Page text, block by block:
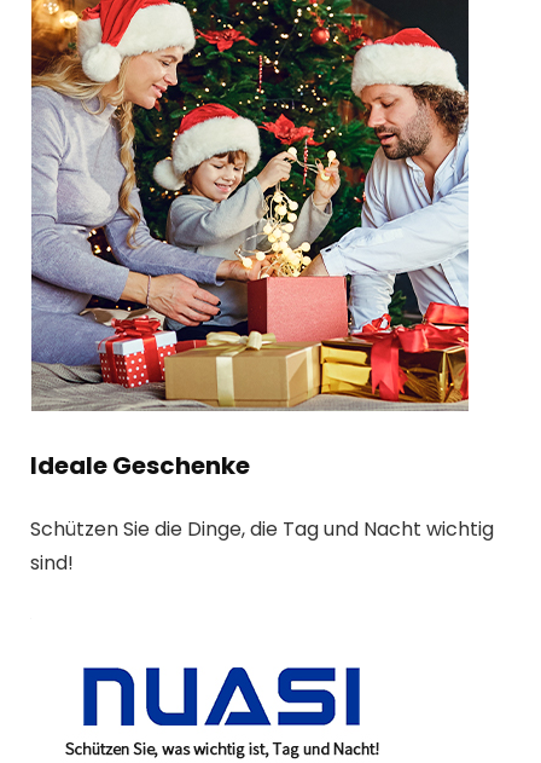
Ideale Geschenke
Schützen Sie die Dinge, die Tag und Nacht wichtig
sind!